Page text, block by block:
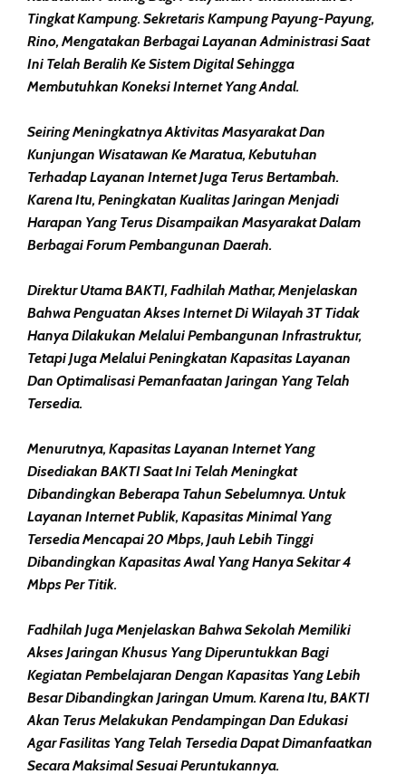
Tingkat Kampung. Sekretaris Kampung Payung-Payung,
Rino, Mengatakan Berbagai Layanan Administrasi Saat
Ini Telah Beralih Ke Sistem Digital Sehingga
Membutuhkan Koneksi Internet Yang Andal.
Seiring Meningkatnya Aktivitas Masyarakat Dan
Kunjungan Wisatawan Ke Maratua, Kebutuhan
Terhadap Layanan Internet Juga Terus Bertambah.
Karena Itu, Peningkatan Kualitas Jaringan Menjadi
Harapan Yang Terus Disampaikan Masyarakat Dalam
Berbagai Forum Pembangunan Daerah.
Direktur Utama BAKTI, Fadhilah Mathar, Menjelaskan
Bahwa Penguatan Akses Internet Di Wilayah 3T Tidak
Hanya Dilakukan Melalui Pembangunan Infrastruktur,
Tetapi Juga Melalui Peningkatan Kapasitas Layanan
Dan Optimalisasi Pemanfaatan Jaringan Yang Telah
Tersedia.
Menurutnya, Kapasitas Layanan Internet Yang
Disediakan BAKTI Saat Ini Telah Meningkat
Dibandingkan Beberapa Tahun Sebelumnya. Untuk
Layanan Internet Publik, Kapasitas Minimal Yang
Tersedia Mencapai 20 Mbps, Jauh Lebih Tinggi
Dibandingkan Kapasitas Awal Yang Hanya Sekitar 4
Mbps Per Titik.
Fadhilah Juga Menjelaskan Bahwa Sekolah Memiliki
Akses Jaringan Khusus Yang Diperuntukkan Bagi
Kegiatan Pembelajaran Dengan Kapasitas Yang Lebih
Besar Dibandingkan Jaringan Umum. Karena Itu, BAKTI
Akan Terus Melakukan Pendampingan Dan Edukasi
Agar Fasilitas Yang Telah Tersedia Dapat Dimanfaatkan
Secara Maksimal Sesuai Peruntukannya.